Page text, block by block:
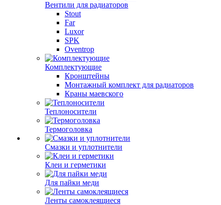
Вентили для радиаторов
Stout
Far
Luxor
SPK
Oventrop
Комплектующие
Кронштейны
Монтажный комплект для радиаторов
Краны маевского
Теплоносители
Термоголовка
Смазки и уплотнители
Клеи и герметики
Для пайки меди
Ленты самоклеящиеся